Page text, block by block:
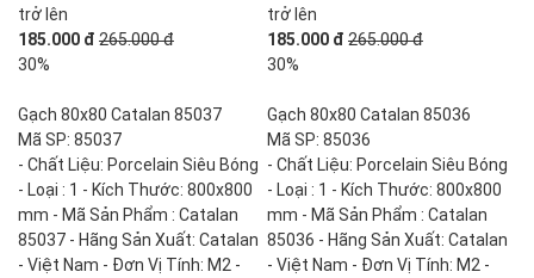
trở lên
185.000 đ 265.000 đ
30%
trở lên
185.000 đ 265.000 đ
30%
Gạch 80x80 Catalan 85037
Mã SP: 85037
- Chất Liệu: Porcelain Siêu Bóng
- Loại : 1 - Kích Thước: 800x800
mm - Mã Sản Phẩm : Catalan
85037 - Hãng Sản Xuất: Catalan
- Việt Nam - Đơn Vị Tính: M2 -
Gạch 80x80 Catalan 85036
Mã SP: 85036
- Chất Liệu: Porcelain Siêu Bóng
- Loại : 1 - Kích Thước: 800x800
mm - Mã Sản Phẩm : Catalan
85036 - Hãng Sản Xuất: Catalan
- Việt Nam - Đơn Vị Tính: M2 -